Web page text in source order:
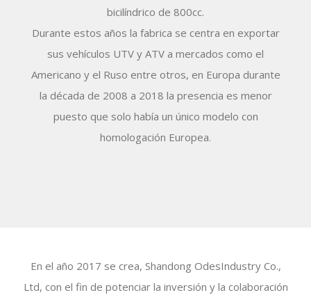
bicilíndrico de 800cc.
Durante estos años la fabrica se centra en exportar
sus vehículos UTV y ATV a mercados como el
Americano y el Ruso entre otros, en Europa durante
la década de 2008 a 2018 la presencia es menor
puesto que solo había un único modelo con
homologación Europea.
En el año 2017 se crea, Shandong OdesIndustry Co.,
Ltd, con el fin de potenciar la inversión y la colaboración